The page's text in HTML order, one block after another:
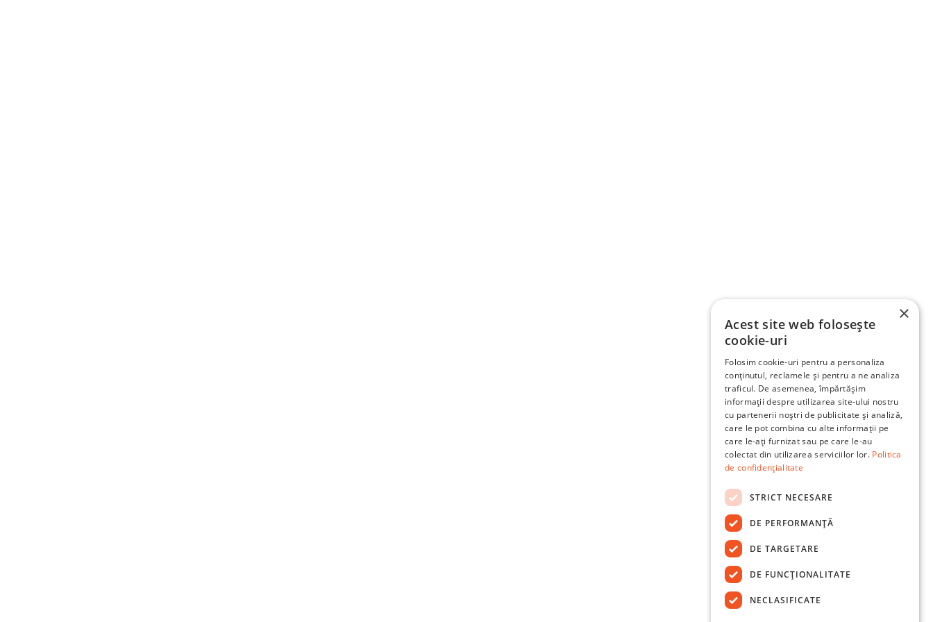
×
Acest site web folosește
cookie-uri
Folosim cookie-uri pentru a personaliza
conținutul, reclamele și pentru a ne analiza
traficul. De asemenea, împărtășim
informații despre utilizarea site-ului nostru
cu partenerii noștri de publicitate și analiză,
care le pot combina cu alte informații pe
care le-ați furnizat sau pe care le-au
colectat din utilizarea serviciilor lor. Politica
de confidențialitate
STRICT NECESARE
DE PERFORMANȚĂ
DE TARGETARE
DE FUNCŢIONALITATE
NECLASIFICATE